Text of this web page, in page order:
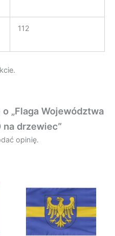
112
„Flaga Województwa
drzewiec”
opinię.